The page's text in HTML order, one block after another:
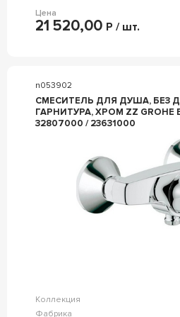
Цена
21 520,00 Р / шт.
n053902
СМЕСИТЕЛЬ ДЛЯ ДУША, БЕЗ
ГАРНИТУРА, ХРОМ ZZ GROHE
32807000 / 23631000
Коллекция
Фабрика